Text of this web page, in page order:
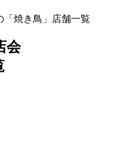
「焼き鳥」店舗一覧
会